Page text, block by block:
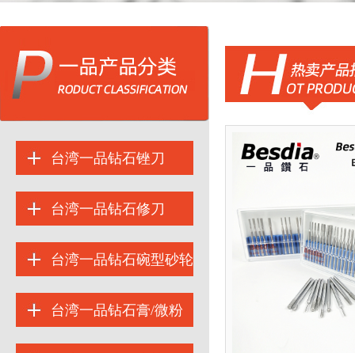
台湾一品钻石锉刀
台湾一品钻石修刀
台湾一品钻石碗型砂轮
台湾一品钻石膏/微粉